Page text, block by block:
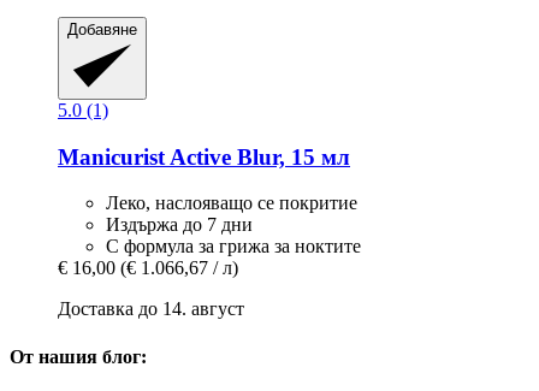
Добавяне
5.0 (1)
Manicurist Active Blur, 15 мл
Леко, наслояващо се покритие
Издържа до 7 дни
С формула за грижа за ноктите
€ 16,00 (€ 1.066,67 / л)
Доставка до 14. август
От нашия блог: